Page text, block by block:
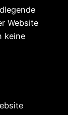
Website
keine